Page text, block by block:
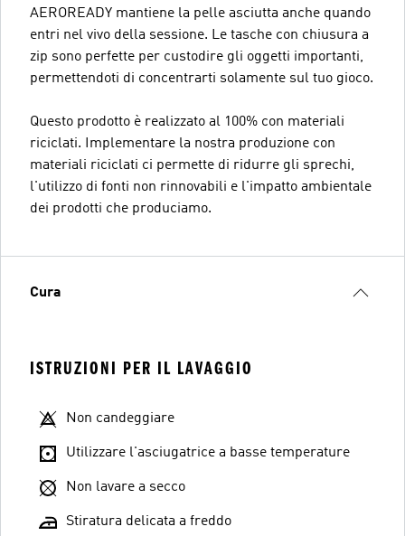
AEROREADY mantiene la pelle asciutta anche quando
entri nel vivo della sessione. Le tasche con chiusura a
zip sono perfette per custodire gli oggetti importanti,
permettendoti di concentrarti solamente sul tuo gioco.
Questo prodotto è realizzato al 100% con materiali
riciclati. Implementare la nostra produzione con
materiali riciclati ci permette di ridurre gli sprechi,
l'utilizzo di fonti non rinnovabili e l'impatto ambientale
dei prodotti che produciamo.
Cura
ISTRUZIONI PER IL LAVAGGIO
Non candeggiare
Utilizzare l'asciugatrice a basse temperature
Non lavare a secco
Stiratura delicata a freddo